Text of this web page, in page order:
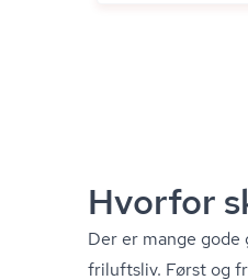
Hvorfor
Der er mange
friluftsliv. Først og